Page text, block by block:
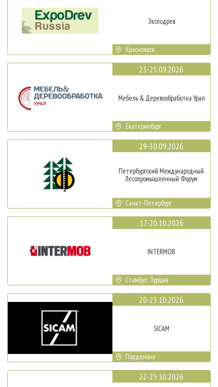
Эксподрев
Красноярск
23-25.09.2026
Мебель & Деревообработка Урал
Екатеринбург
29-30.09.2026
Петербургский Международный
Лесопромышленный Форум
Санкт-Петербург
17-20.10.2026
INTERMOB
Стамбул, Турция
20-23.10.2026
SICAM
Порденоне
22-25.10.2026